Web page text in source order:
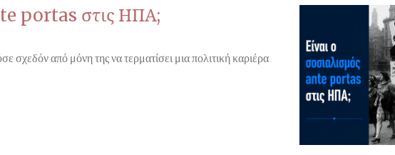
portas στις ΗΠΑ;
σχεδόν από μόνη της να τερματίσει μια πολιτική καριέρα